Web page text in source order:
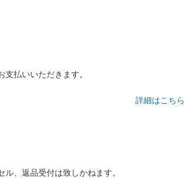
払いいただきます。
詳細はこちら
、返品受付は致しかねます。